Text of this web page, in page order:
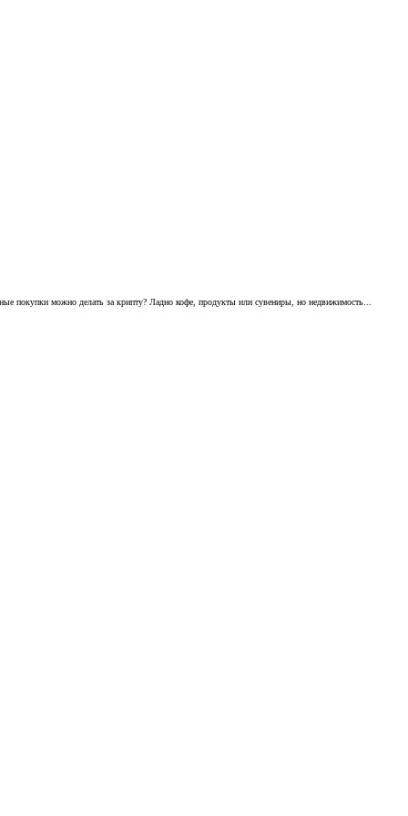
покупки можно делать за крипту? Ладно кофе, продукты или сувениры, но недвижимость...